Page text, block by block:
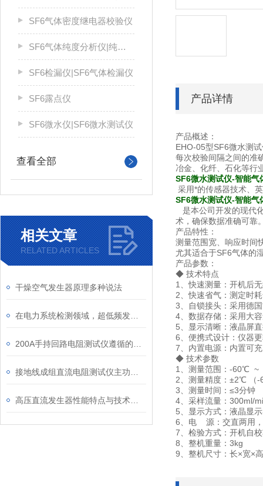
SF6气体密度继电器校验仪
SF6气体纯度分析仪|纯度仪
SF6检漏仪|SF6气体检漏仪
SF6露点仪
SF6微水仪|SF6微水测试仪
查看全部
相关文章
RELATED ARTICLES
干燥空气发生器原理多种说法
产品详情
产品概述：
EHO-05型SF6微水测
每次校验间隔之间的准
冶金、化纤、石化等行
SF6微水测试仪-智能气
采用*的传感器技术、
SF6微水测试仪-智能气
是本公司开发的现代
术，确保数据准确可靠
产品特性：
测量范围宽、响应时间
尤其适合于SF6气体的
产品参数：
◆ 技术特点
1、快速测量：开机后
2、快速省气：测定时
3、自锁接头：采用德
4、数据存储：采用大
5、显示清晰：液晶屏
6、便携式设计：仪器
7、内置电源：内置可
◆ 技术参数
1、测量范围：-60℃ ~
2、测量精度：±2℃ （
3、测量时间：≤3分钟
4、采样流量：300ml/
5、显示方式：液晶显
6、电 源：交直两用
7、检验方式：开机自
8、整机重量：3kg
9、整机尺寸：长×宽×